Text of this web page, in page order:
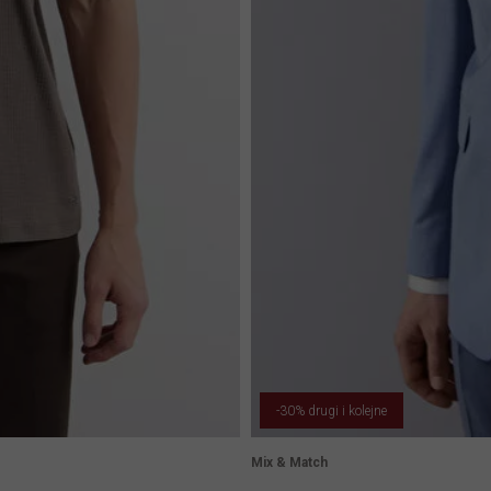
-30% drugi i kolejne
Mix & Match